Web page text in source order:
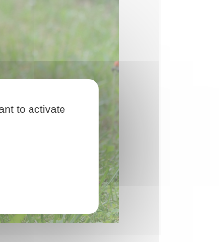
to activate